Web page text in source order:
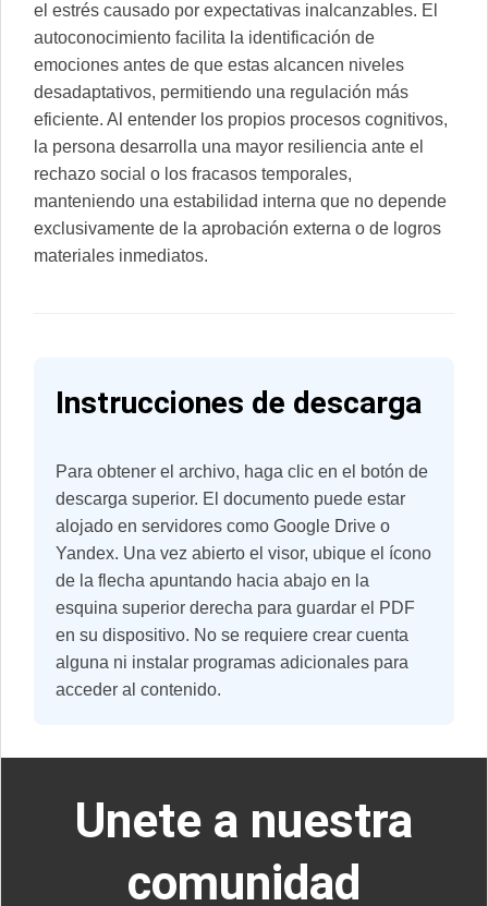
el estrés causado por expectativas inalcanzables. El
autoconocimiento facilita la identificación de
emociones antes de que estas alcancen niveles
desadaptativos, permitiendo una regulación más
eficiente. Al entender los propios procesos cognitivos,
la persona desarrolla una mayor resiliencia ante el
rechazo social o los fracasos temporales,
manteniendo una estabilidad interna que no depende
exclusivamente de la aprobación externa o de logros
materiales inmediatos.
Instrucciones de descarga
Para obtener el archivo, haga clic en el botón de
descarga superior. El documento puede estar
alojado en servidores como Google Drive o
Yandex. Una vez abierto el visor, ubique el ícono
de la flecha apuntando hacia abajo en la
esquina superior derecha para guardar el PDF
en su dispositivo. No se requiere crear cuenta
alguna ni instalar programas adicionales para
acceder al contenido.
Unete a nuestra
comunidad